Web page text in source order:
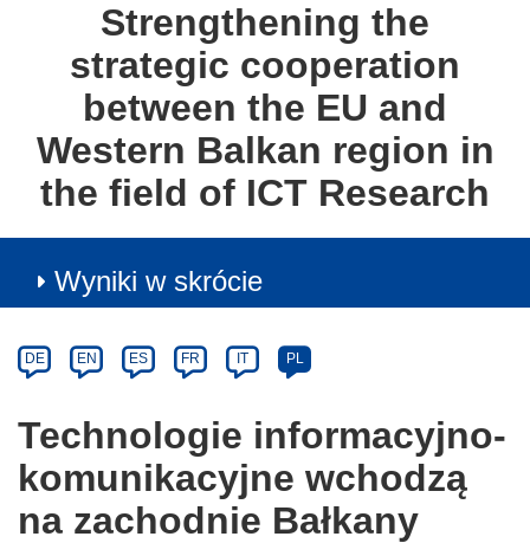
Strengthening the
strategic cooperation
between the EU and
Western Balkan region in
the field of ICT Research
Wyniki w skrócie
Category
Article
available
the
following
languages:
DE EN ES FR IT PL
Technologie informacyjno-
komunikacyjne wchodzą
na zachodnie Bałkany